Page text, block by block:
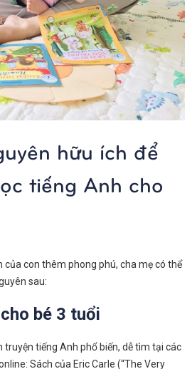
hữu ích để
tiếng Anh cho
của con thêm phong phú, cha mẹ có thể
sau:
bé 3 tuổi
truyện tiếng Anh phổ biến, dễ tìm tại các
Sách của Eric Carle (“The Very